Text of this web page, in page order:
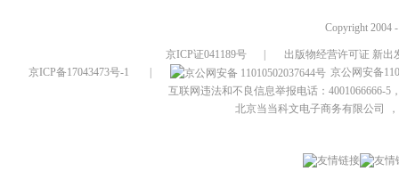
Copyright 2004
京ICP证041189号
出版物经营许可证 新出
京ICP备17043473号-1
京公网安备
互联网违法和不良信息举报电话：4001066666-5
北京当当科文电子商务有限公司